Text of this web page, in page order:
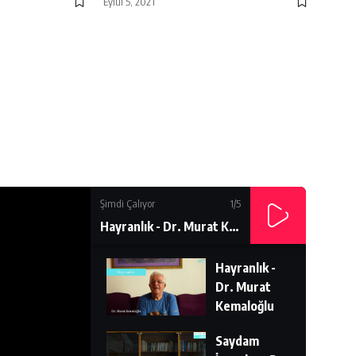
Şimdi Çalıyor 1/5
Hayranlık - Dr. Murat Kemaloğlu
Hayranlık -
Dr. Murat
Kemaloğlu
Saydam